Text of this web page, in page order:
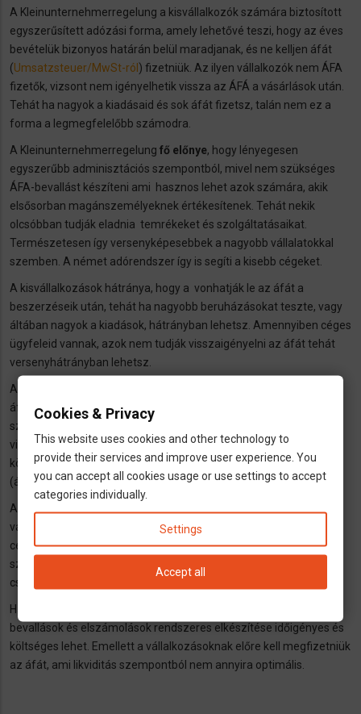
A Kleinunternehmerregelung a kisvállalkozók számára biztosított
egyszerűsített adózási forma, amely lehetővé teszi, hogy az éves
bevételük bizonyos határán belül maradjanak, és ne kelljen áfát
(Umsatzsteuer/MwSt-ról ) fizetniük. Az ilyen vállalkozók nem ÁFA
fizetők, vizsont nem igényelhetik vissza az ÁFÁ a vásárlások után.
Tehát ha nagyok a kiadásaid és sok áfát fizetsz, talán nem ez a
forma a legmegfelelőbb számodra.
A Kleinunternehmerregelung fő előnye, hogy lényegesen
egyszerűbb adminisztációs szempontból, mivel nem szükséges
ÁFA-bevallást készíteni ami hasznos lehet azok számára, akik
elsősorban magánszemélyeknek értékesítenek. Tehát nekik
olcsóbban tudják eladnia temrékeket és szolgáltatásaikat.
Természetesen így versenyképesebbek a nagyobb vállalatokkal
szemben. A német adórendszer így is segíti a kisebb cégeket.
A kisvállalkozások hátránya, hogy a vonhatják le az áfát a
beszerzéseik után, tehát ha nagyobb beruházásokat teszte, vagy
áltában nagyok a kiadások, hátrányban lehetsz. Amennyiben céges
ügyfeleid vannak, azok nem tudják visszaigényelni az áfát tehát
versenyhátrányban lehetsz.
A normál vállalkozás (pld. GmbH / KFT) esetén a vállalkozók
áfafizetők, ami azt jelenti, hogy áfát kell felszámítaniuk a
szolgáltatásaik és termékeik után, és jogosultak az áfa
visszaigénylésére a vásárlások után. Ebben a formában nagyobb
könyvelési kiadások vannak és nagyobb adminisztrációval is jár
(áfa-bevallások, áfa-elszámolás stb).
A normál adózás előnye, hogy lehetővé teszi az áfa levonását a
vállalkozás költségei után, ami különösen előnyös lehet nagyobb
céges kiadások esetén. Ezen felül a nagyobb vállalkozások
számára is előnyösebb lehet, mivel az áfa-levonási lehetőség
csökkenti a nettó költségeket.
Hátránya a magasabb adminisztratív teher, mivel az áfa-
bevallások és elszámolások rendszeres elkészítése időigényes és
költséges lehet. Emellett a vállalkozásoknak előre kell megfizetniük
az áfát, ami likviditás szempontból nem annyira optimális.
Cookies & Privacy
This website uses cookies and other technology to
provide their services and improve user experience. You
you can accept all cookies usage or use settings to accept
categories individually.
Settings
Accept all